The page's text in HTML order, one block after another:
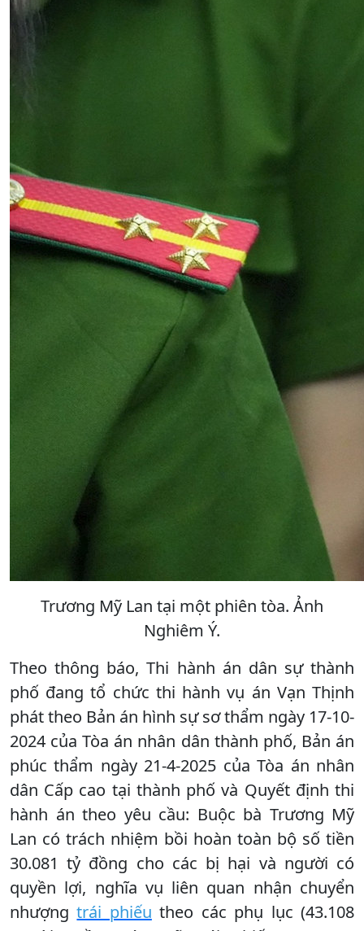
Trương Mỹ Lan tại một phiên tòa. Ảnh
Nghiêm Ý.
Theo thông báo, Thi hành án dân sự thành
phố đang tổ chức thi hành vụ án Vạn Thịnh
phát theo Bản án hình sự sơ thẩm ngày 17-10-
2024 của Tòa án nhân dân thành phố, Bản án
phúc thẩm ngày 21-4-2025 của Tòa án nhân
dân Cấp cao tại thành phố và Quyết định thi
hành án theo yêu cầu: Buộc bà Trương Mỹ
Lan có trách nhiệm bồi hoàn toàn bộ số tiền
30.081 tỷ đồng cho các bị hại và người có
quyền lợi, nghĩa vụ liên quan nhận chuyển
nhượngtrái phiếu theo các phụ lục (43.108